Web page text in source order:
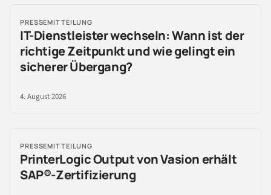
PRESSEMITTEILUNG
IT-Dienstleister wechseln: Wann ist der
richtige Zeitpunkt und wie gelingt ein
sicherer Übergang?
4. August 2026
PRESSEMITTEILUNG
PrinterLogic Output von Vasion erhält
SAP®-Zertifizierung